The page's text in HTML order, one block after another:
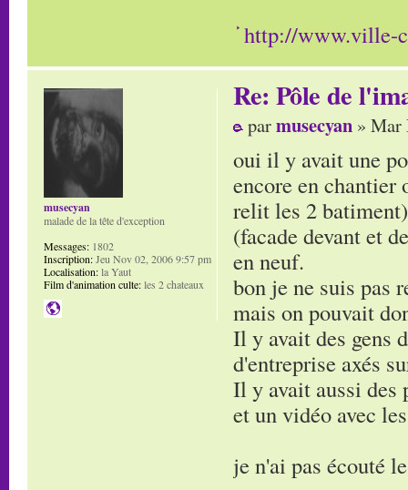
http://www.ville-
Re: Pôle de
parmusecyan » Mar
oui il y avait une
encore en
relit les 2
(facade devant et
en neuf.
bon je ne suis pas
mais on pouvait
Il y avait des gens
d'entreprise axés
Il y avait aussi
et un vidéo avec
je n'ai pas écouté
musecyan
malade de la tête d'exception
Messages: 1802
Inscription:Jeu Nov 02, 2006 9:57 pm
Localisation:la Yaut
Film d'animation culte:les 2 chateaux